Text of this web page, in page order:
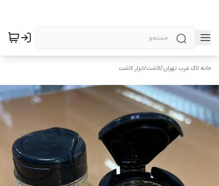
خانه لاک غرب تهران/کاشت/ابزار کاشت